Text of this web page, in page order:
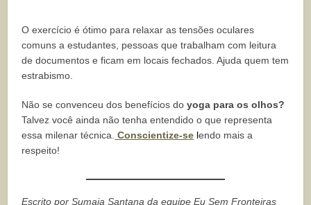
O exercício é ótimo para relaxar as tensões oculares
comuns a estudantes, pessoas que trabalham com leitura
de documentos e ficam em locais fechados. Ajuda quem tem
estrabismo.
Não se convenceu dos benefícios doyoga para os olhos?
Talvez você ainda não tenha entendido o que representa
essa milenar técnica. Conscientize-se lendo mais a
respeito!
Escrito por Sumaia Santana da equipe Eu Sem Fronteiras